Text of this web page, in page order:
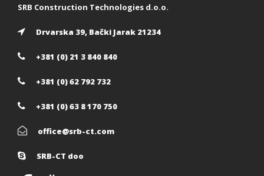
SRB Construction Technologies d.o.o.
Drvarska 39, Bački Jarak 21234
+381 (0) 21 3 840 840
+381 (0) 62 792 732
+381 (0) 63 8 170 750
office@srb-ct.com
SRB-CT doo